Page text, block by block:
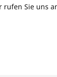
Sie uns